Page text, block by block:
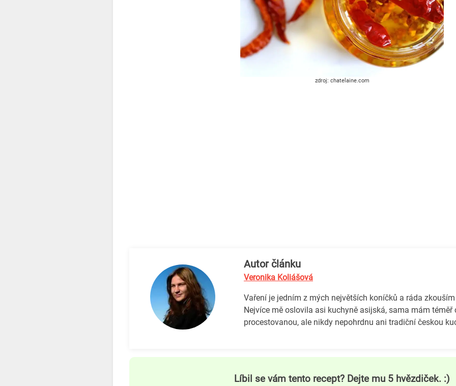
zdroj: chatelaine.com
Autor článku
Veronika Koliášová
Vaření je jedním z mých největších koníčků a ráda
Nejvíce mě oslovila asi kuchyně asijská, sama mám téměř
procestovanou, ale nikdy nepohrdnu ani tradiční českou
Líbil se vám tento recept? Dejte mu 5 hvězdiček. :)